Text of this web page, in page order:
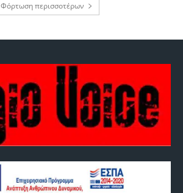
Φόρτωση περισσοτέρων